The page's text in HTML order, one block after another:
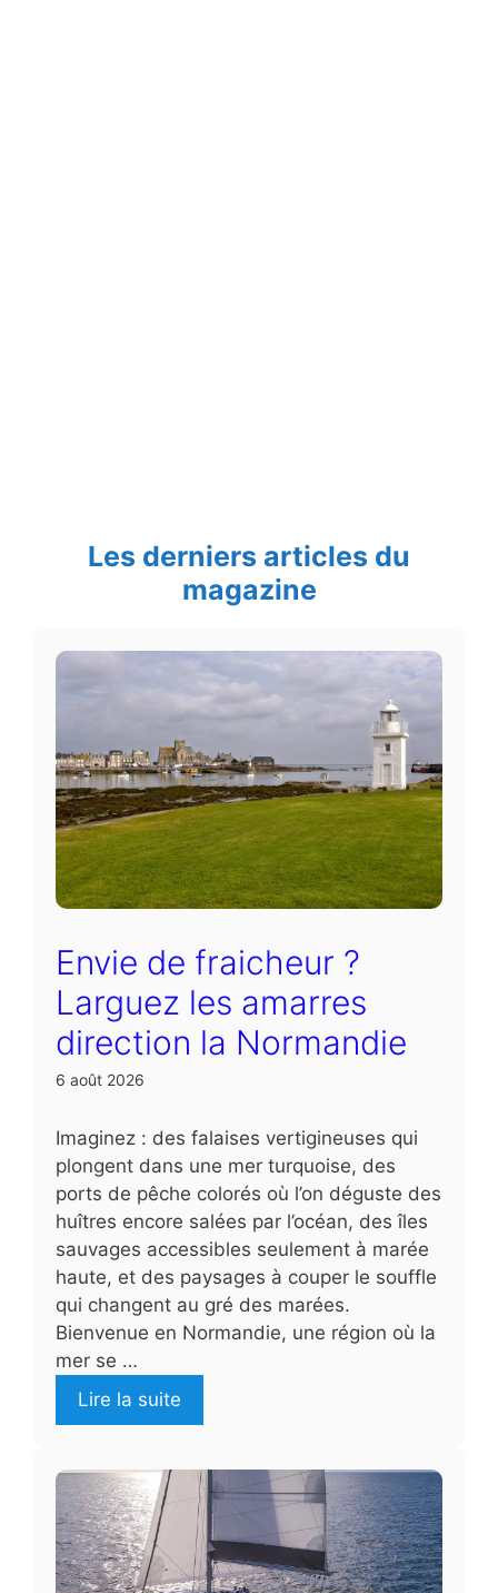
Les derniers articles du
magazine
Envie de fraicheur ?
Larguez les amarres
direction la Normandie
6 août 2026
Imaginez : des falaises vertigineuses qui
plongent dans une mer turquoise, des
ports de pêche colorés où l’on déguste des
huîtres encore salées par l’océan, des îles
sauvages accessibles seulement à marée
haute, et des paysages à couper le souffle
qui changent au gré des marées.
Bienvenue en Normandie, une région où la
mer se …
Lire la suite